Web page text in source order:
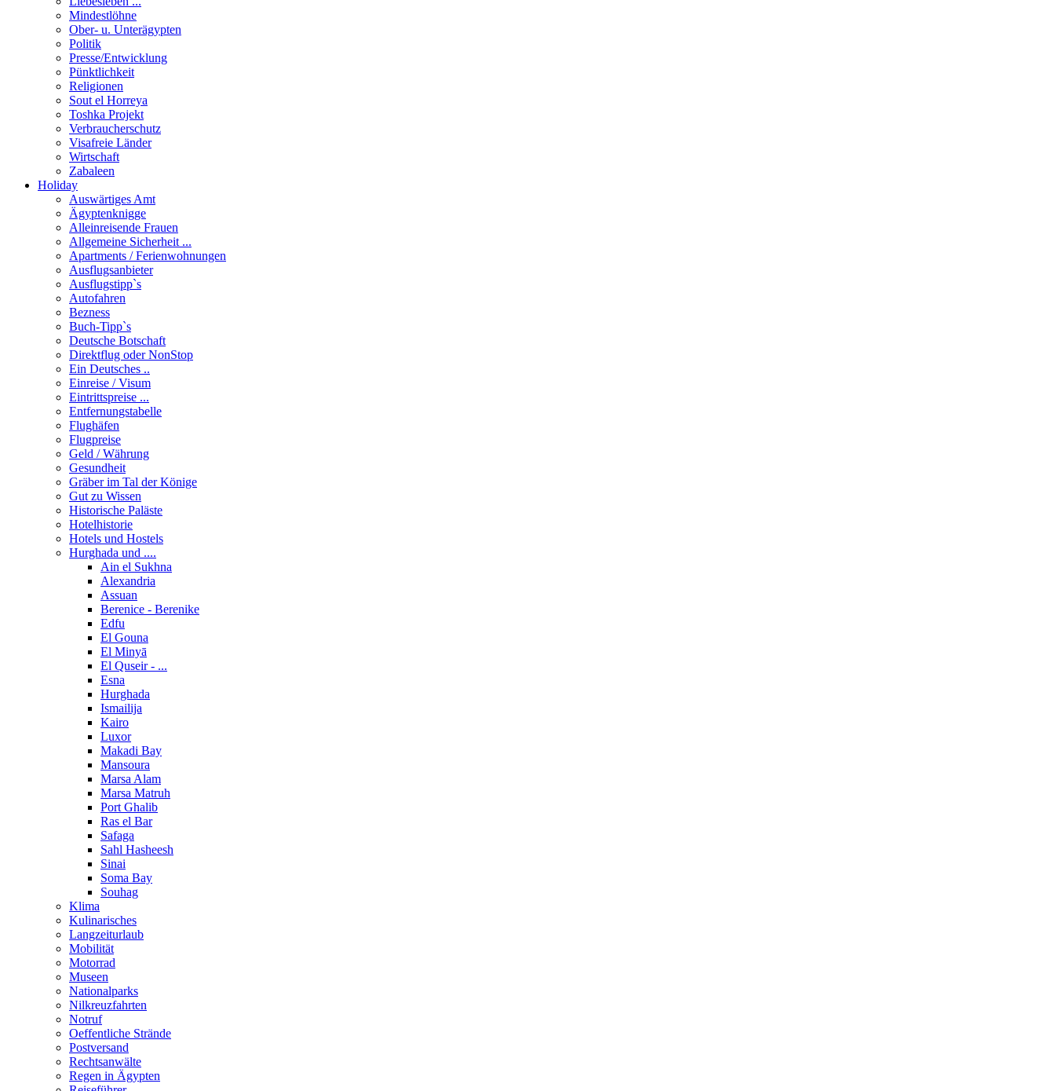
Mindestlöhne
Ober- u. Unterägypten
Politik
Presse/Entwicklung
Pünktlichkeit
Religionen
Sout el Horreya
Toshka Projekt
Verbraucherschutz
Visafreie Länder
Wirtschaft
Zabaleen
Holiday
Auswärtiges Amt
Ägyptenknigge
Alleinreisende Frauen
Allgemeine Sicherheit ...
Apartments / Ferienwohnungen
Ausflugsanbieter
Ausflugstipp`s
Autofahren
Bezness
Buch-Tipp`s
Deutsche Botschaft
Direktflug oder NonStop
Ein Deutsches ..
Einreise / Visum
Eintrittspreise ...
Entfernungstabelle
Flughäfen
Flugpreise
Geld / Währung
Gesundheit
Gräber im Tal der Könige
Gut zu Wissen
Historische Paläste
Hotelhistorie
Hotels und Hostels
Hurghada und ....
Ain el Sukhna
Alexandria
Assuan
Berenice - Berenike
Edfu
El Gouna
El Minyā
El Quseir - ...
Esna
Hurghada
Ismailija
Kairo
Luxor
Makadi Bay
Mansoura
Marsa Alam
Marsa Matruh
Port Ghalib
Ras el Bar
Safaga
Sahl Hasheesh
Sinai
Soma Bay
Souhag
Klima
Kulinarisches
Langzeiturlaub
Mobilität
Motorrad
Museen
Nationalparks
Nilkreuzfahrten
Notruf
Oeffentliche Strände
Postversand
Rechtsanwälte
Regen in Ägypten